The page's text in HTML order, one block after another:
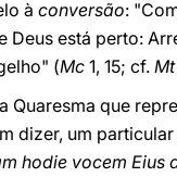
à conversão:
Deus está perto:
(Mc 1, 15; cf. Mt
Quaresma que
dizer, um particular
hodie vocem Eius